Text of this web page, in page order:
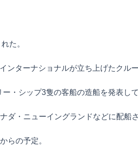
た。
ターナショナルが立ち上げたクル
・シップ3隻の客船の造船を発表して
・ニューイングランドなどに配船さ
らの予定。